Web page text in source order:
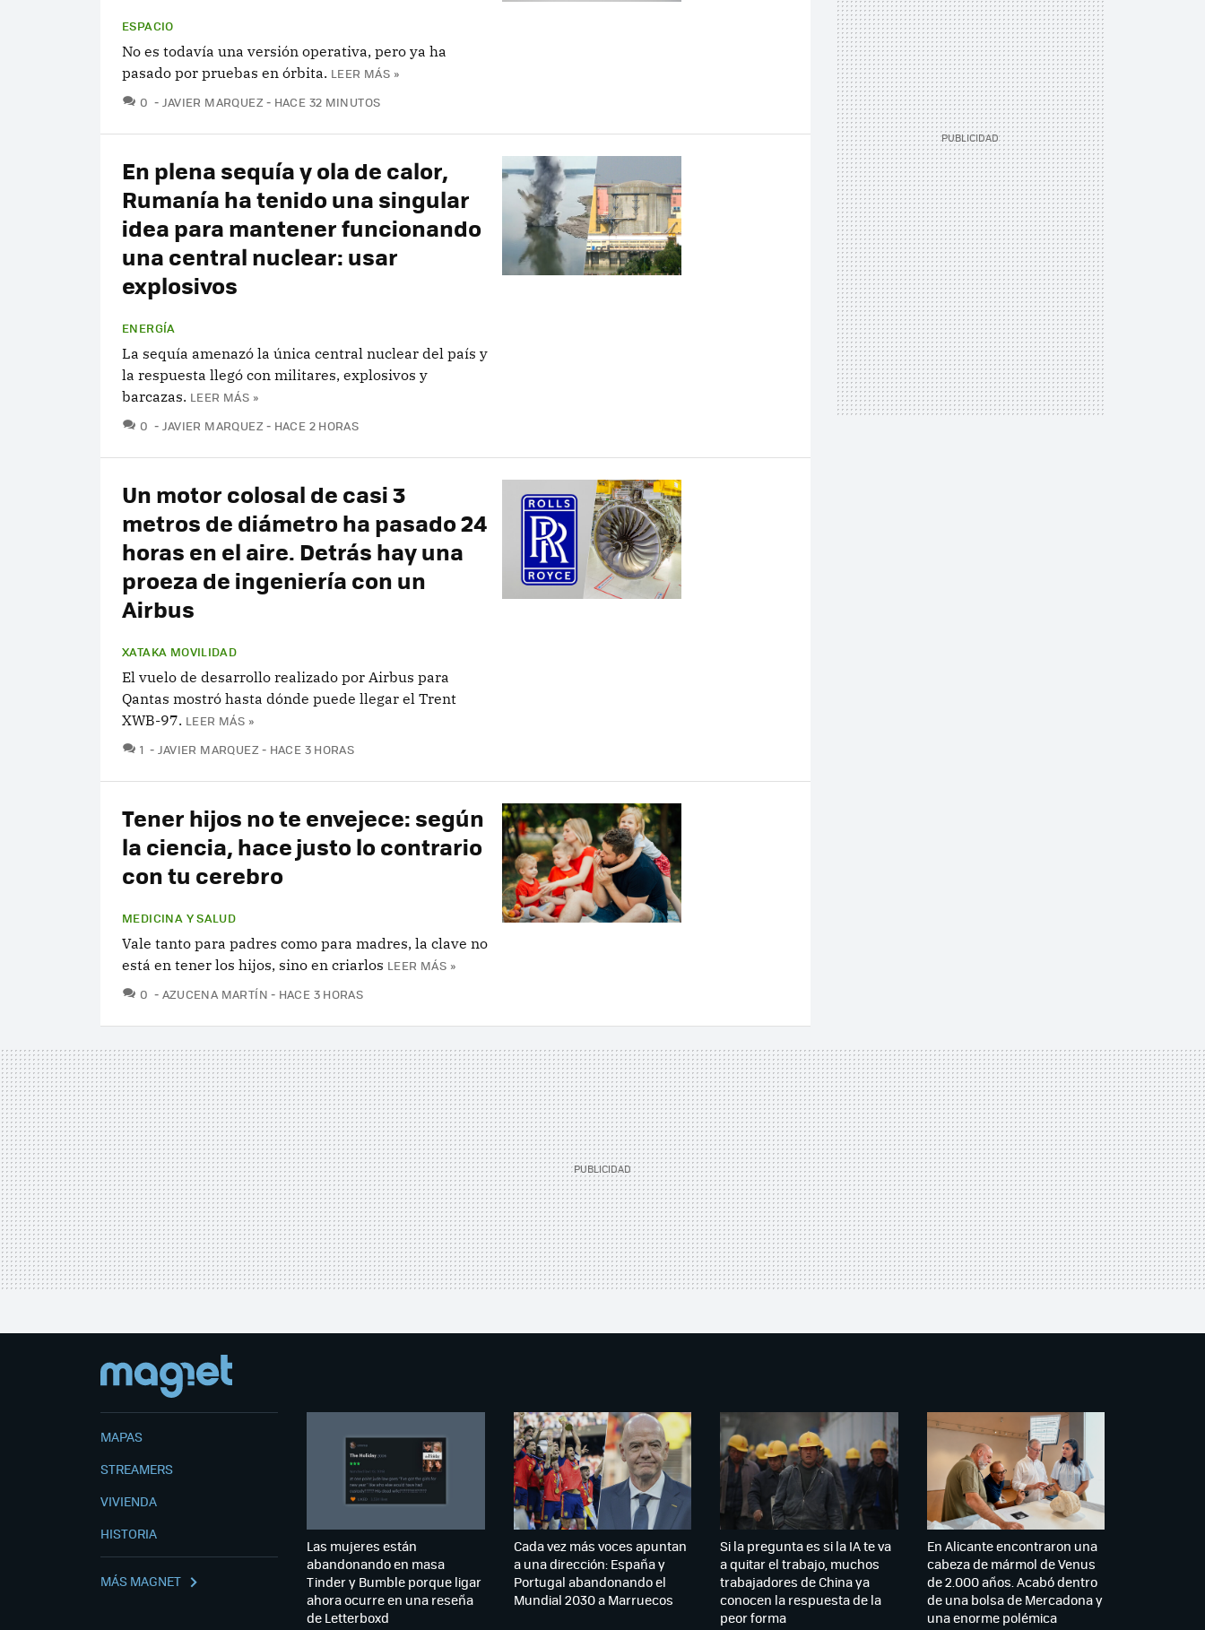
ESPACIO
No es todavía una versión operativa, pero ya ha
pasado por pruebas en órbita. LEER MÁS »
0 COMENTARIOS
JAVIER MARQUEZ HACE 32 MINUTOS
En plena sequía y ola de calor,
Rumanía ha tenido una singular
idea para mantener funcionando
una central nuclear: usar
explosivos
ENERGÍA
La sequía amenazó la única central nuclear del país y
la respuesta llegó con militares, explosivos y
barcazas. LEER MÁS »
0 COMENTARIOS
JAVIER MARQUEZ HACE 2 HORAS
Un motor colosal de casi 3
metros de diámetro ha pasado 24
horas en el aire. Detrás hay una
proeza de ingeniería con un
Airbus
XATAKA MOVILIDAD
El vuelo de desarrollo realizado por Airbus para
Qantas mostró hasta dónde puede llegar el Trent
XWB-97. LEER MÁS »
1 COMENTARIOS
JAVIER MARQUEZ HACE 3 HORAS
Tener hijos no te envejece: según
la ciencia, hace justo lo contrario
con tu cerebro
MEDICINA Y SALUD
Vale tanto para padres como para madres, la clave no
está en tener los hijos, sino en criarlos LEER MÁS »
0 COMENTARIOS
AZUCENA MARTÍN HACE 3 HORAS
MAPAS
STREAMERS
VIVIENDA
HISTORIA
MÁS MAGNET
Las mujeres están
abandonando en masa
Tinder y Bumble porque ligar
ahora ocurre en una reseña
de Letterboxd
Cada vez más voces apuntan
a una dirección: España y
Portugal abandonando el
Mundial 2030 a Marruecos
Si la pregunta es si la IA te va
a quitar el trabajo, muchos
trabajadores de China ya
conocen la respuesta de la
peor forma
En Alicante encontraron una
cabeza de mármol de Venus
de 2.000 años. Acabó dentro
de una bolsa de Mercadona y
una enorme polémica